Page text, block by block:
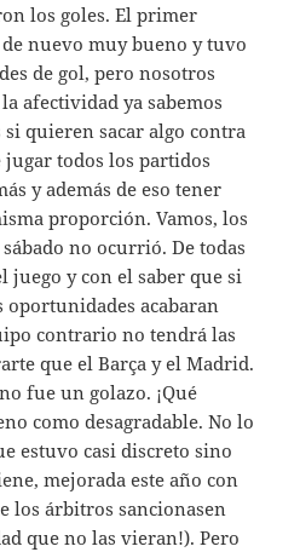
los goles. El primer
nuevo muy bueno y tuvo
de gol, pero nosotros
afectividad ya sabemos
quieren sacar algo contra
todos los partidos
y además de eso tener
proporción. Vamos, los
no ocurrió. De todas
juego y con el saber que si
oportunidades acabaran
contrario no tendrá las
que el Barça y el Madrid.
fue un golazo. ¡Qué
como desagradable. No lo
estuvo casi discreto sino
mejorada este año con
los árbitros sancionasen
que no las vieran!). Pero